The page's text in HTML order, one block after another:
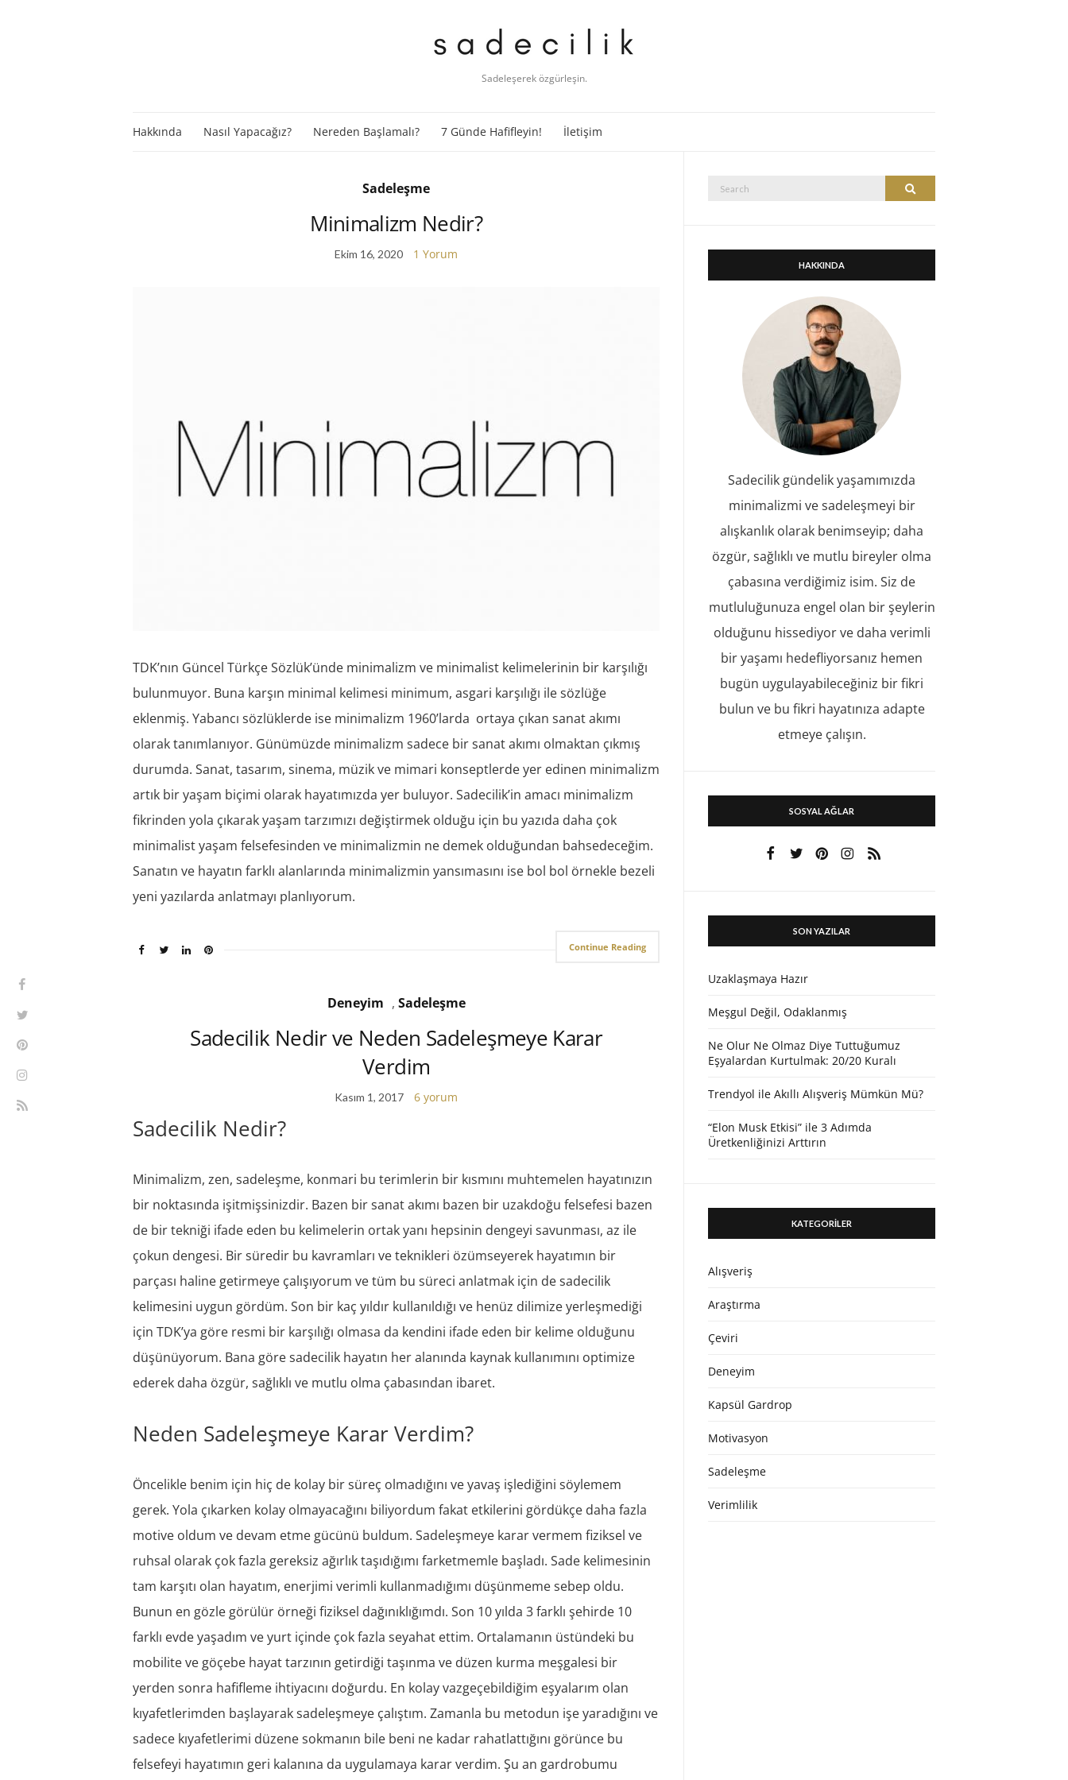
Sadeleşerek özgürleşin.
Hakkında Nasıl Yapacağız? Nereden Başlamalı? 7 Günde Hafifleyin! İletişim
Sadeleşme
Minimalizm Nedir?
Ekim 16, 2020 1 Yorum
TDK’nın Güncel Türkçe Sözlük’ünde minimalizm ve minimalist kelimelerinin bir karşılığı
bulunmuyor. Buna karşın minimal kelimesi minimum, asgari karşılığı ile sözlüğe
eklenmiş. Yabancı sözlüklerde ise minimalizm 1960’larda ortaya çıkan sanat akımı
olarak tanımlanıyor. Günümüzde minimalizm sadece bir sanat akımı olmaktan çıkmış
durumda. Sanat, tasarım, sinema, müzik ve mimari konseptlerde yer edinen minimalizm
artık bir yaşam biçimi olarak hayatımızda yer buluyor. Sadecilik’in amacı minimalizm
fikrinden yola çıkarak yaşam tarzımızı değiştirmek olduğu için bu yazıda daha çok
minimalist yaşam felsefesinden ve minimalizmin ne demek olduğundan bahsedeceğim.
Sanatın ve hayatın farklı alanlarında minimalizmin yansımasını ise bol bol örnekle bezeli
yeni yazılarda anlatmayı planlıyorum.
Continue Reading
Deneyim , Sadeleşme
Sadecilik Nedir ve Neden Sadeleşmeye Karar
Verdim
Kasım 1, 2017 6 yorum
Sadecilik Nedir?
Minimalizm, zen, sadeleşme, konmari bu terimlerin bir kısmını muhtemelen hayatınızın
bir noktasında işitmişsinizdir. Bazen bir sanat akımı bazen bir uzakdoğu felsefesi bazen
de bir tekniği ifade eden bu kelimelerin ortak yanı hepsinin dengeyi savunması, az ile
çokun dengesi. Bir süredir bu kavramları ve teknikleri özümseyerek hayatımın bir
parçası haline getirmeye çalışıyorum ve tüm bu süreci anlatmak için de sadecilik
kelimesini uygun gördüm. Son bir kaç yıldır kullanıldığı ve henüz dilimize yerleşmediği
için TDK’ya göre resmi bir karşılığı olmasa da kendini ifade eden bir kelime olduğunu
düşünüyorum. Bana göre sadecilik hayatın her alanında kaynak kullanımını optimize
ederek daha özgür, sağlıklı ve mutlu olma çabasından ibaret.
Neden Sadeleşmeye Karar Verdim?
Öncelikle benim için hiç de kolay bir süreç olmadığını ve yavaş işlediğini söylemem
gerek. Yola çıkarken kolay olmayacağını biliyordum fakat etkilerini gördükçe daha fazla
motive oldum ve devam etme gücünü buldum. Sadeleşmeye karar vermem fiziksel ve
ruhsal olarak çok fazla gereksiz ağırlık taşıdığımı farketmemle başladı. Sade kelimesinin
tam karşıtı olan hayatım, enerjimi verimli kullanmadığımı düşünmeme sebep oldu.
Bunun en gözle görülür örneği fiziksel dağınıklığımdı. Son 10 yılda 3 farklı şehirde 10
farklı evde yaşadım ve yurt içinde çok fazla seyahat ettim. Ortalamanın üstündeki bu
mobilite ve göçebe hayat tarzının getirdiği taşınma ve düzen kurma meşgalesi bir
yerden sonra hafifleme ihtiyacını doğurdu. En kolay vazgeçebildiğim eşyalarım olan
kıyafetlerimden başlayarak sadeleşmeye çalıştım. Zamanla bu metodun işe yaradığını ve
sadece kıyafetlerimi düzene sokmanın bile beni ne kadar rahatlattığını görünce bu
felsefeyi hayatımın geri kalanına da uygulamaya karar verdim. Şu an gardrobumu
Search
HAKKINDA
Sadecilik gündelik yaşamımızda
minimalizmi ve sadeleşmeyi bir
alışkanlık olarak benimseyip; daha
özgür, sağlıklı ve mutlu bireyler olma
çabasına verdiğimiz isim. Siz de
mutluluğunuza engel olan bir şeylerin
olduğunu hissediyor ve daha verimli
bir yaşamı hedefliyorsanız hemen
bugün uygulayabileceğiniz bir fikri
bulun ve bu fikri hayatınıza adapte
etmeye çalışın.
SOSYAL AĞLAR
SON YAZILAR
Uzaklaşmaya Hazır
Meşgul Değil, Odaklanmış
Ne Olur Ne Olmaz Diye Tuttuğumuz
Eşyalardan Kurtulmak: 20/20 Kuralı
Trendyol ile Akıllı Alışveriş Mümkün Mü?
“Elon Musk Etkisi” ile 3 Adımda
Üretkenliğinizi Arttırın
KATEGORİLER
Alışveriş
Araştırma
Çeviri
Deneyim
Kapsül Gardrop
Motivasyon
Sadeleşme
Verimlilik